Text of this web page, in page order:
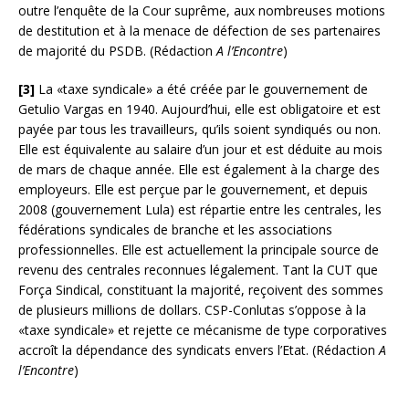
outre l’enquête de la Cour suprême, aux nombreuses motions
de destitution et à la menace de défection de ses partenaires
de majorité du PSDB. (Rédaction A l’Encontre)
[3] La «taxe syndicale» a été créée par le gouvernement de
Getulio Vargas en 1940. Aujourd’hui, elle est obligatoire et est
payée par tous les travailleurs, qu’ils soient syndiqués ou non.
Elle est équivalente au salaire d’un jour et est déduite au mois
de mars de chaque année. Elle est également à la charge des
employeurs. Elle est perçue par le gouvernement, et depuis
2008 (gouvernement Lula) est répartie entre les centrales, les
fédérations syndicales de branche et les associations
professionnelles. Elle est actuellement la principale source de
revenu des centrales reconnues légalement. Tant la CUT que
Força Sindical, constituant la majorité, reçoivent des sommes
de plusieurs millions de dollars. CSP-Conlutas s’oppose à la
«taxe syndicale» et rejette ce mécanisme de type corporatives
accroît la dépendance des syndicats envers l’Etat. (Rédaction A
l’Encontre)